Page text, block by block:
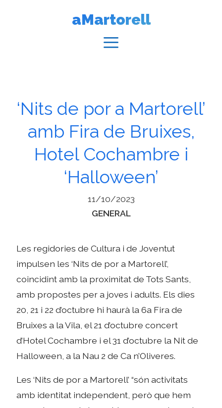
aMartorell
‘Nits de por a Martorell’
amb Fira de Bruixes,
Hotel Cochambre i
‘Halloween’
11/10/2023
Categories
GENERAL
Les regidories de Cultura i de Joventut
impulsen les ‘Nits de por a Martorell’,
coincidint amb la proximitat de Tots Sants,
amb propostes per a joves i adults. Els dies
20, 21 i 22 d’octubre hi haurà la 6a Fira de
Bruixes a la Vila, el 21 d’octubre concert
d’Hotel Cochambre i el 31 d’octubre la Nit de
Halloween, a la Nau 2 de Ca n’Oliveres.
Les ‘Nits de por a Martorell’ “són activitats
amb identitat independent, però que hem